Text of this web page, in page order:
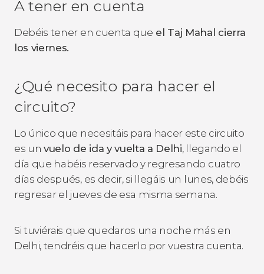
A tener en cuenta
Debéis tener en cuenta que el Taj Mahal cierra
los viernes.
¿Qué necesito para hacer el
circuito?
Lo único que necesitáis para hacer este circuito
es unvuelo de ida y vuelta a Delhi, llegando el
día que habéis reservado y regresando cuatro
días después, es decir, si llegáis un lunes, debéis
regresar el jueves de esa misma semana.
Si tuviérais que quedaros una noche más en
Delhi, tendréis que hacerlo por vuestra cuenta.